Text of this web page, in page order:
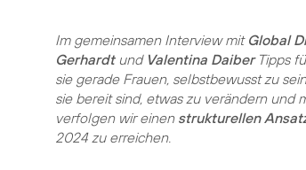
Im gemeinsamen Interview mit Global
Gerhardtund Valentina DaiberTipps
sie gerade Frauen, selbstbewusst zu
sie bereit sind, etwas zu verändern und
verfolgen wir einen strukturellen
2024 zu erreichen.